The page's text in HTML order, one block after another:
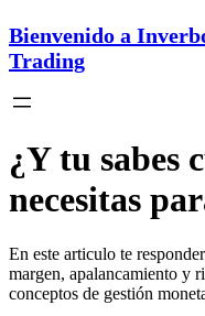
Bienvenido a
Trading
¿Y tu sabes
necesitas
En este articulo te
margen, apalancamiento y
conceptos de gestión